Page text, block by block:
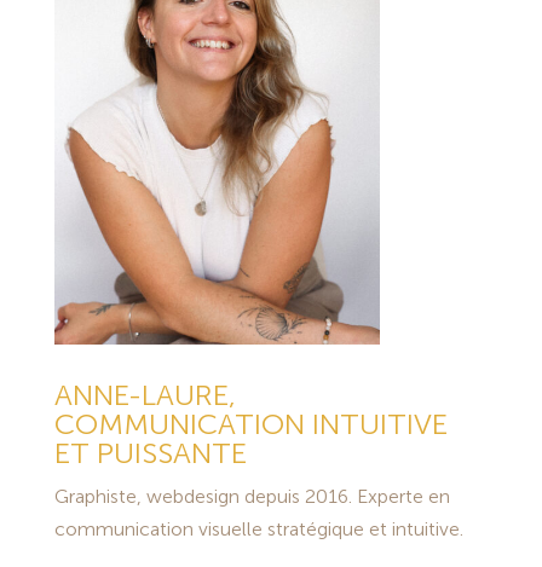
ANNE-LAURE,
COMMUNICATION INTUITIVE
ET PUISSANTE
Graphiste, webdesign depuis 2016. Experte en
communication visuelle stratégique et intuitive.